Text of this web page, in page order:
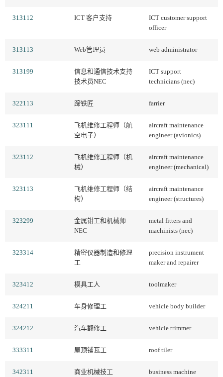
313112 ICT 客户支持
ICT customer support
officer
313113 Web管理员 web administrator
313199
信息和通信技术支持
技术员NEC
ICT support
technicians (nec)
322113 蹄铁匠 farrier
323111
飞机维修工程师（航
空电子）
aircraft maintenance
engineer (avionics)
323112
飞机维修工程师（机
械）
aircraft maintenance
engineer (mechanical)
323113
飞机维修工程师（结
构）
aircraft maintenance
engineer (structures)
323299
金属钳工和机械师
NEC
metal fitters and
machinists (nec)
323314
精密仪器制造和修理
工
precision instrument
maker and repairer
323412 模具工人 toolmaker
324211 车身修理工 vehicle body builder
324212 汽车翻修工 vehicle trimmer
333311 屋顶铺瓦工 roof tiler
342311 商业机械技工
business machine